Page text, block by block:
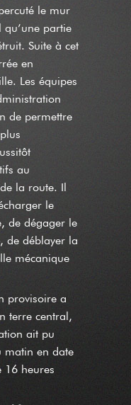
le mur
partie
Suite à cet
en
Les équipes
de permettre
au
la route. Il
le
de dégager le
de déblayer la
mécanique
provisoire a
terre central,
ait pu
matin en date
16 heures